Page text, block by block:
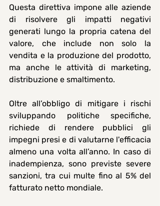
Questa direttiva impone alle aziende
di risolvere gli impatti negativi
generati lungo la propria catena del
valore, che include non solo la
vendita e la produzione del prodotto,
ma anche le attività di marketing,
distribuzione e smaltimento.
Oltre all’obbligo di mitigare i rischi
sviluppando politiche specifiche,
richiede di rendere pubblici gli
impegni presi e di valutarne l'efficacia
almeno una volta all’anno. In caso di
inadempienza, sono previste severe
sanzioni, tra cui multe fino al 5% del
fatturato netto mondiale.